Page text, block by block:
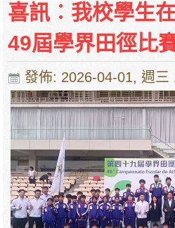
喜訊︰我校學生
49屆學界田徑比
發佈: 2026-04-01, 週三